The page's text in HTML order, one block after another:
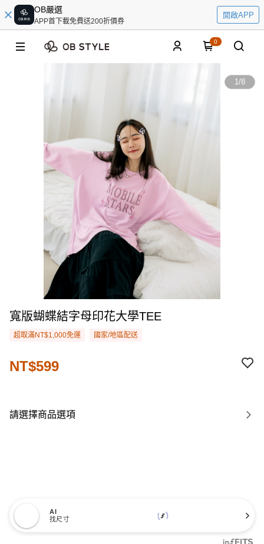
OB嚴選
APP首下載免費送200折價券
開啟APP
0
1/8
寬版蝴蝶結字母印花大學TEE
超取滿NT$1,000免運 國家/地區配送
NT$599
請選擇商品選項
AI
找尺寸